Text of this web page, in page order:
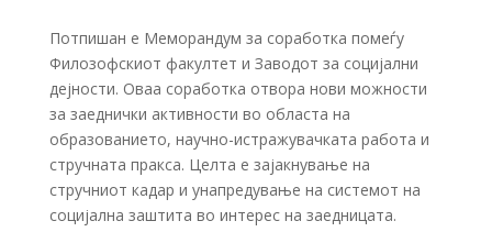
Потпишан е Меморандум за соработка помеѓу
Филозофскиот факултет и Заводот за социјални
дејности. Оваа соработка отвора нови можности
за заеднички активности во областа на
образованието, научно-истражувачката работа и
стручната пракса. Целта е зајакнување на
стручниот кадар и унапредување на системот на
социјална заштита во интерес на заедницата.